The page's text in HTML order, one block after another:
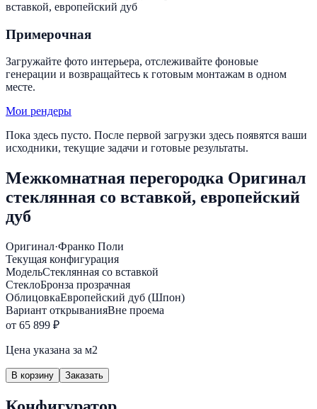
Примерочная
Загружайте фото интерьера, отслеживайте фоновые
генерации и возвращайтесь к готовым монтажам в одном
месте.
Мои рендеры
Пока здесь пусто. После первой загрузки здесь появятся ваши
исходники, текущие задачи и готовые результаты.
Межкомнатная перегородка Оригинал
стеклянная со вставкой, европейский
дуб
Оригинал·Франко Поли
Текущая конфигурация
МодельСтеклянная со вставкой
СтеклоБронза прозрачная
ОблицовкаЕвропейский дуб (Шпон)
Вариант открыванияВне проема
от 65 899 ₽
Цена указана за м2
В корзину Заказать